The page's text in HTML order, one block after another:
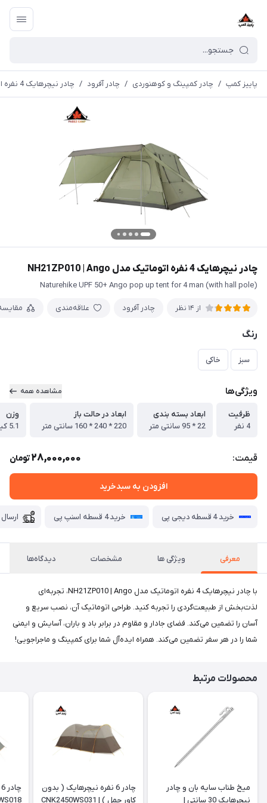
پاییز کمپ / چادر کمپینگ و کوهنوردی / چادر آفرود / چادر نیچرهایک 4 نفره اتوماتیک مدل NH21ZP010 | Ango
چادر نیچرهایک 4 نفره اتوماتیک مدل NH21ZP010 | Ango
Naturehike UPF 50+ Ango pop up tent for 4 man (with hall pole)
از 14 نظر چادر آفرود علاقه‌مندی
رنگ
سبز خاکی
ویژگی‌ها مشاهده همه
ظرفیت
4 نفر
ابعاد بسته بندی
22 * 95 سانتی متر
ابعاد در حالت باز
220 * 240 * 160 سانتی متر
وزن
5.1 کیلو گرم
قیمت: 28,000,000تومان
افزودن به سبدخرید
خرید 4 قسطه دیجی پی خرید 4 قسطه اسنپ پی
معرفی ویژگی ها مشخصات دیدگاه‌ها
با چادر نیچرهایک 4 نفره اتوماتیک مدل NH21ZP010 | Ango، تجربه‌ای
لذت‌بخش از طبیعت‌گردی را تجربه کنید. طراحی اتوماتیک آن، نصب سریع و
آسان را تضمین می‌کند. فضای جادار و مقاوم در برابر باد و باران، آسایش و ایمنی
شما را در هر سفر تضمین می‌کند. همراه ایده‌آل شما برای کمپینگ و ماجراجویی!
محصولات مرتبط
میخ طناب سایه بان و چادر
نیچرهایک 30 سانتی |
چادر 6 نفره نیچرهایک ( بدون
کاور حمل ) | CNK2450WS031